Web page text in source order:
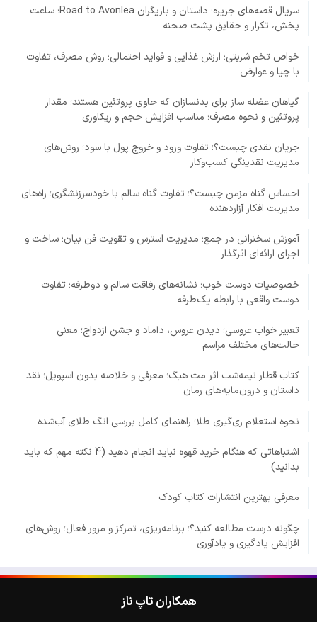
سریال قصه‌های جزیره؛ داستان و بازیگران Road to Avonlea؛ ساعت
پخش، تکرار و حقایق پشت صحنه
خواص تخم شربتی؛ ارزش غذایی و فواید احتمالی؛ روش مصرف، تفاوت
با چیا و عوارض
گیاهان عضله ساز برای بدنسازان که حاوی پروتئین هستند؛ مقدار
پروتئین و نحوه مصرف؛ مناسب افزایش حجم و ریکاوری
جریان نقدی چیست؟؛ تفاوت ورود و خروج پول با سود؛ روش‌های
مدیریت نقدینگی کسب‌وکار
احساس گناه مزمن چیست؟؛ تفاوت گناه سالم با خودسرزنشگری؛ راه‌های
مدیریت افکار آزاردهنده
آموزش سخنرانی در جمع؛ مدیریت استرس و تقویت فن بیان؛ ساخت و
اجرای ارائه‌ای اثرگذار
خصوصیات دوست خوب؛ نشانه‌های رفاقت سالم و دوطرفه؛ تفاوت
دوست واقعی با رابطه یک‌طرفه
تعبیر خواب عروسی؛ دیدن عروس، داماد و جشن ازدواج؛ معنی
حالت‌های مختلف مراسم
کتاب قطار نیمه‌شب اثر مت هیگ؛ معرفی و خلاصه بدون اسپویل؛ نقد
داستان و درون‌مایه‌های رمان
نحوه استعلام ری‌گیری طلا؛ راهنمای کامل بررسی انگ طلای آب‌شده
اشتباهاتی که هنگام خرید قهوه نباید انجام دهید (4 نکته مهم که باید
بدانید)
معرفی بهترین انتشارات کتاب کودک
چگونه درست مطالعه کنید؟؛ برنامه‌ریزی، تمرکز و مرور فعال؛ روش‌های
افزایش یادگیری و یادآوری
همکاران تاپ ناز